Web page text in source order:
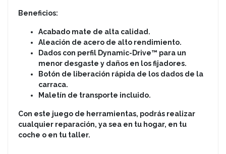
Beneficios:
Acabado mate de alta calidad.
Aleación de acero de alto rendimiento.
Dados con perfil Dynamic-Drive™ para un
menor desgaste y daños en los fijadores.
Botón de liberación rápida de los dados de la
carraca.
Maletín de transporte incluido.
Con este juego de herramientas, podrás realizar
cualquier reparación, ya sea en tu hogar, en tu
coche o en tu taller.